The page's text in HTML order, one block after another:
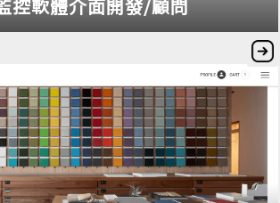
控軟體介面開發/顧問